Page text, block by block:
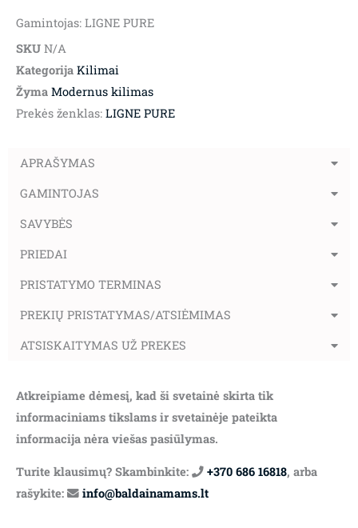
Gamintojas: LIGNE PURE
SKU N/A
Kategorija Kilimai
Žyma Modernus kilimas
Prekės ženklas: LIGNE PURE
APRAŠYMAS
GAMINTOJAS
SAVYBĖS
PRIEDAI
PRISTATYMO TERMINAS
PREKIŲ PRISTATYMAS/ATSIĖMIMAS
ATSISKAITYMAS UŽ PREKES
Atkreipiame dėmesį, kad ši svetainė skirta tik
informaciniams tikslams ir svetainėje pateikta
informacija nėra viešas pasiūlymas.
Turite klausimų? Skambinkite: +370 686 16818, arba
rašykite:
info@baldainamams.lt